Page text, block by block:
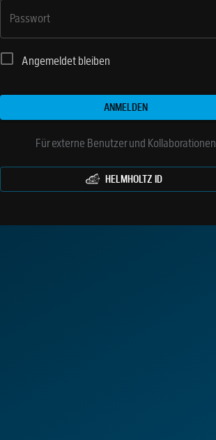
Passwort
Angemeldet bleiben
ANMELDEN
Für externe Benutzer und Kollaborationen
HELMHOLTZ ID